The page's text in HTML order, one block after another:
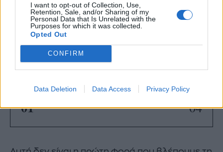
I want to opt-out of Collection, Use,
Retention, Sale, and/or Sharing of my
Personal Data that Is Unrelated with the
Purposes for which it was collected.
Opted Out
CONFIRM
Data Deletion Data Access Privacy Policy
01 04